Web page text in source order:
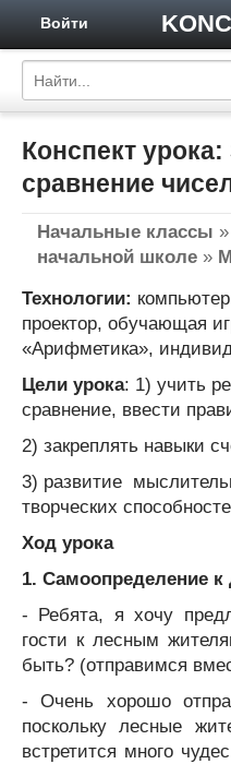
Войти
Конспект
сравнение
Начальные классы »
начальной школе »
Технологии:
проектор, обучающая
«Арифметика»,
Цели урока: 1) учить
сравнение, ввести
2) закреплять навыки
3) развитие
творческих
Ход урока
1. Самоопределение к
- Ребята, я хочу
гости к лесным
быть? (отправимся
- Очень хорошо
поскольку лесные
встретится много